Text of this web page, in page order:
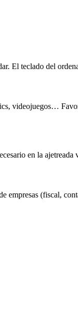
El teclado del
videojuegos…
en la ajetreada
empresas (fiscal,